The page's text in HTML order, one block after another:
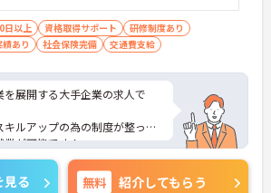
日以上 資格取得サポート
研修制度あり
あり
社会保険完備 交通費支給
展開する大手企業の求人で
ルアップの為の制度が整って
業が可能です！
接のポイントなど、さらに詳
お気軽にご相談ください。
見る 無料 紹介してもらう